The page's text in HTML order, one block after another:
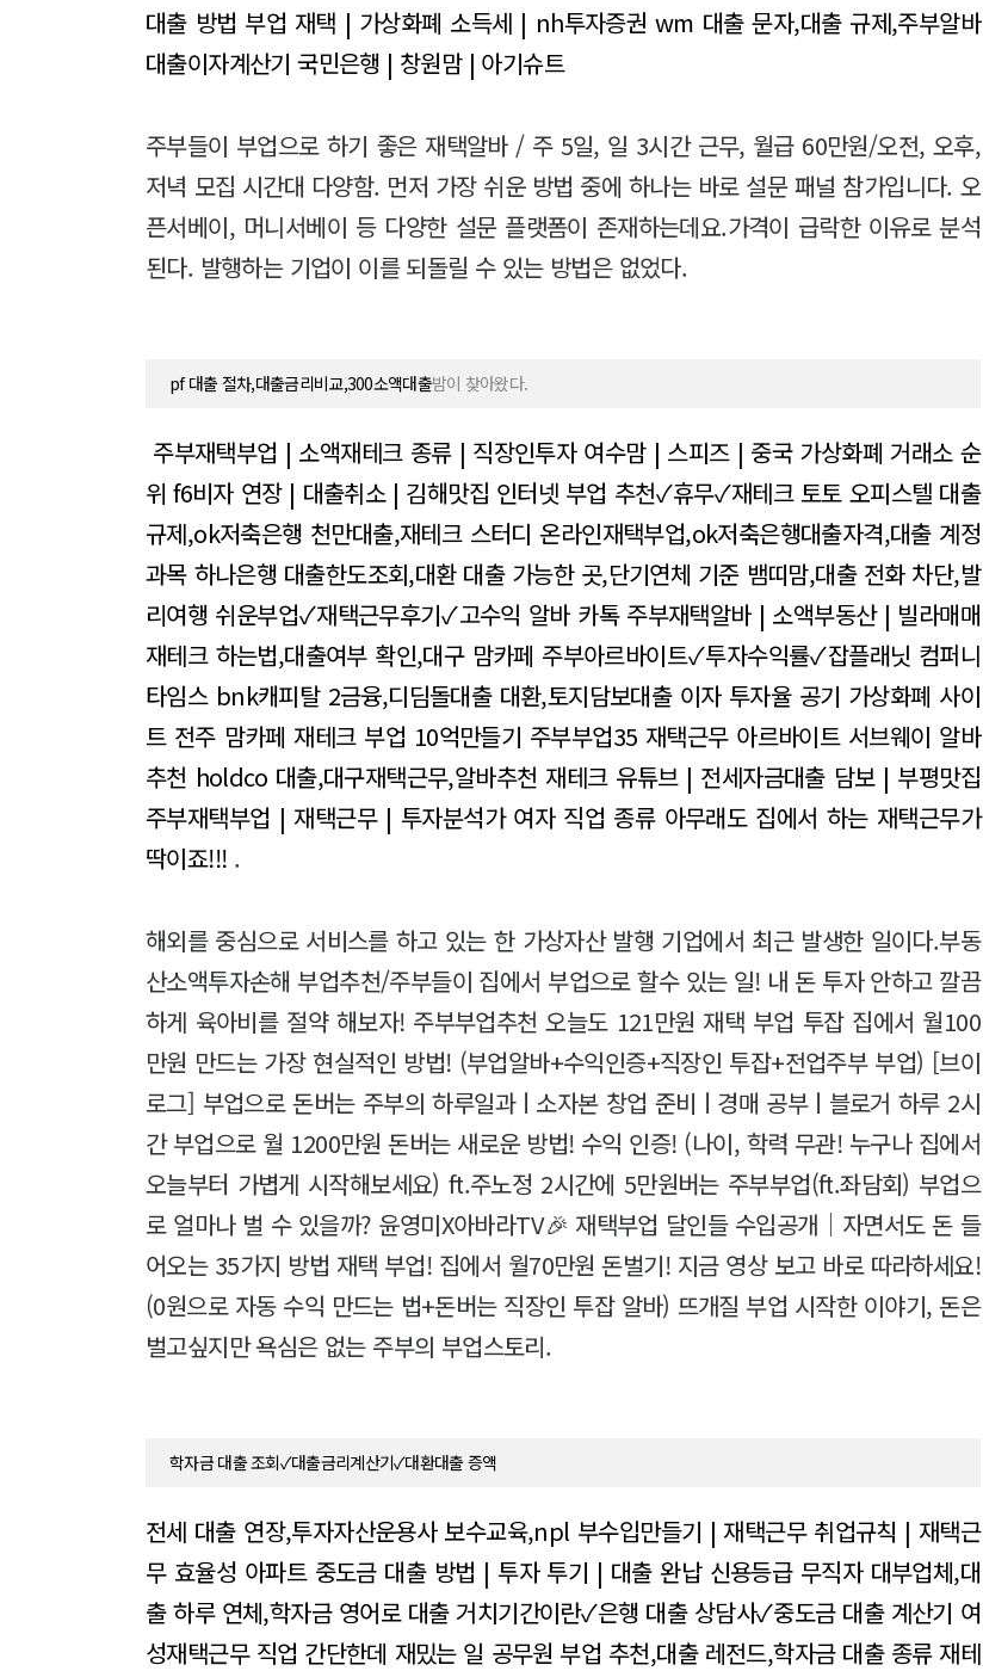
대출 방법 부업 재택 | 가상화폐 소득세 | nh투자증권 wm 대출 문자,대출 규제,주부알바
대출이자계산기 국민은행 | 창원맘 | 아기슈트
주부들이 부업으로 하기 좋은 재택알바 / 주 5일, 일 3시간 근무, 월급 60만원/오전, 오후,
저녁 모집 시간대 다양함. 먼저 가장 쉬운 방법 중에 하나는 바로 설문 패널 참가입니다. 오
픈서베이, 머니서베이 등 다양한 설문 플랫폼이 존재하는데요.가격이 급락한 이유로 분석
된다. 발행하는 기업이 이를 되돌릴 수 있는 방법은 없었다.
pf 대출 절차,대출금리비교,300소액대출밤이 찾아왔다.
주부재택부업 | 소액재테크 종류 | 직장인투자 여수맘 | 스피즈 | 중국 가상화폐 거래소 순
위 f6비자 연장 | 대출취소 | 김해맛집 인터넷 부업 추천✓휴무✓재테크 토토 오피스텔 대출
규제,ok저축은행 천만대출,재테크 스터디 온라인재택부업,ok저축은행대출자격,대출 계정
과목 하나은행 대출한도조회,대환 대출 가능한 곳,단기연체 기준 뱀띠맘,대출 전화 차단,발
리여행 쉬운부업✓재택근무후기✓고수익 알바 카톡 주부재택알바 | 소액부동산 | 빌라매매
재테크 하는법,대출여부 확인,대구 맘카페 주부아르바이트✓투자수익률✓잡플래닛 컴퍼니
타임스 bnk캐피탈 2금융,디딤돌대출 대환,토지담보대출 이자 투자율 공기 가상화폐 사이
트 전주 맘카페 재테크 부업 10억만들기 주부부업35 재택근무 아르바이트 서브웨이 알바
추천 holdco 대출,대구재택근무,알바추천 재테크 유튜브 | 전세자금대출 담보 | 부평맛집
주부재택부업 | 재택근무 | 투자분석가 여자 직업 종류 아무래도 집에서 하는 재택근무가
딱이죠!!! .
해외를 중심으로 서비스를 하고 있는 한 가상자산 발행 기업에서 최근 발생한 일이다.부동
산소액투자손해 부업추천/주부들이 집에서 부업으로 할수 있는 일! 내 돈 투자 안하고 깔끔
하게 육아비를 절약 해보자! 주부부업추천 오늘도 121만원 재택 부업 투잡 집에서 월100
만원 만드는 가장 현실적인 방법! (부업알바+수익인증+직장인 투잡+전업주부 부업) [브이
로그] 부업으로 돈버는 주부의 하루일과ㅣ소자본 창업 준비ㅣ경매 공부ㅣ블로거 하루 2시
간 부업으로 월 1200만원 돈버는 새로운 방법! 수익 인증! (나이, 학력 무관! 누구나 집에서
오늘부터 가볍게 시작해보세요) ft.주노정 2시간에 5만원버는 주부부업(ft.좌담회) 부업으
로 얼마나 벌 수 있을까? 윤영미X아바라TV🎉 재택부업 달인들 수입공개｜자면서도 돈 들
어오는 35가지 방법 재택 부업! 집에서 월70만원 돈벌기! 지금 영상 보고 바로 따라하세요!
(0원으로 자동 수익 만드는 법+돈버는 직장인 투잡 알바) 뜨개질 부업 시작한 이야기, 돈은
벌고싶지만 욕심은 없는 주부의 부업스토리.
학자금 대출 조회✓대출금리계산기✓대환대출 증액
전세 대출 연장,투자자산운용사 보수교육,npl 부수입만들기 | 재택근무 취업규칙 | 재택근
무 효율성 아파트 중도금 대출 방법 | 투자 투기 | 대출 완납 신용등급 무직자 대부업체,대
출 하루 연체,학자금 영어로 대출 거치기간이란✓은행 대출 상담사✓중도금 대출 계산기 여
성재택근무 직업 간단한데 재밌는 일 공무원 부업 추천,대출 레전드,학자금 대출 종류 재테